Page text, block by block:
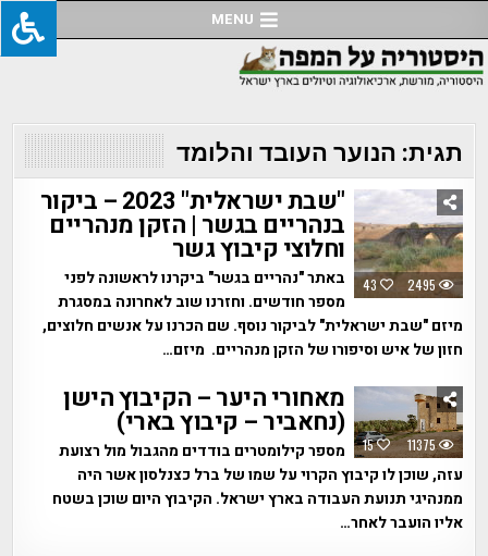
to
content
MENU
תגית: הנוער העובד והלומד
43 2495
"שבת ישראלית" 2023 – ביקור
בנהריים בגשר | הזקן מנהריים
וחלוצי קיבוץ גשר
באתר "נהריים בגשר" ביקרנו לראשונה לפני
מספר חודשים. וחזרנו שוב לאחרונה במסגרת
מיזם "שבת ישראלית" לביקור נוסף. שם הכרנו על אנשים חלוצים,
חזון של איש וסיפורו של הזקן מנהריים. מיזם…
15 11375
מאחורי היער – הקיבוץ הישן
(נחאביר – קיבוץ בארי)
מספר קילומטרים בודדים מהגבול מול רצועת
עזה, שוכן לו קיבוץ הקרוי על שמו של ברל כצנלסון אשר היה
ממנהיגי תנועת העבודה בארץ ישראל. הקיבוץ היום שוכן בשטח
אליו הועבר לאחר…